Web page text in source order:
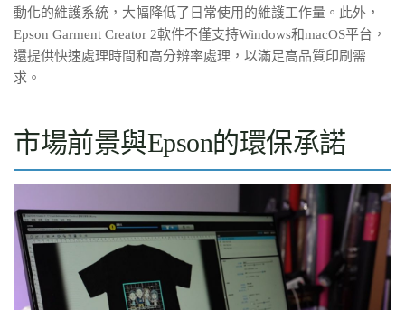
動化的維護系統，大幅降低了日常使用的維護工作量。此外，
Epson Garment Creator 2軟件不僅支持Windows和macOS平台，
還提供快速處理時間和高分辨率處理，以滿足高品質印刷需
求。
市場前景與Epson的環保承諾